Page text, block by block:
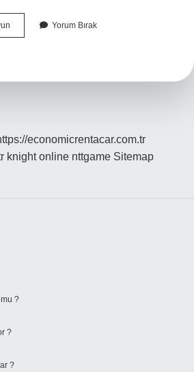
Iyi
Yorum Bırak
economicrentacar.com.tr
knight online nttgame Sitemap
?
?
?